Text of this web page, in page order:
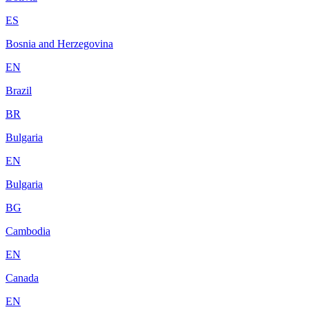
ES
Bosnia and Herzegovina
EN
Brazil
BR
Bulgaria
EN
Bulgaria
BG
Cambodia
EN
Canada
EN